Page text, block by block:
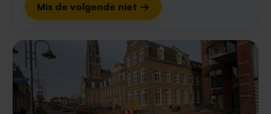
Mis de volgende niet →